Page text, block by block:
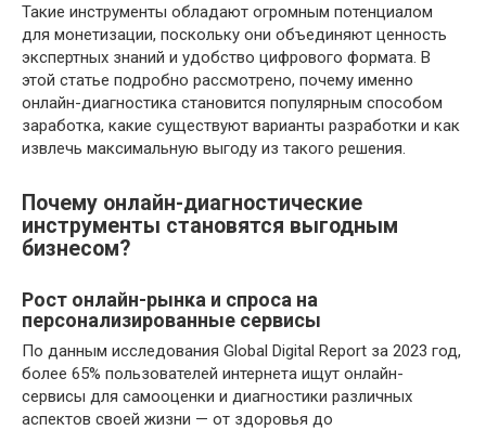
Такие инструменты обладают огромным потенциалом
для монетизации, поскольку они объединяют ценность
экспертных знаний и удобство цифрового формата. В
этой статье подробно рассмотрено, почему именно
онлайн-диагностика становится популярным способом
заработка, какие существуют варианты разработки и как
извлечь максимальную выгоду из такого решения.
Почему онлайн-диагностические
инструменты становятся выгодным
бизнесом?
Рост онлайн-рынка и спроса на
персонализированные сервисы
По данным исследования Global Digital Report за 2023 год,
более 65% пользователей интернета ищут онлайн-
сервисы для самооценки и диагностики различных
аспектов своей жизни — от здоровья до